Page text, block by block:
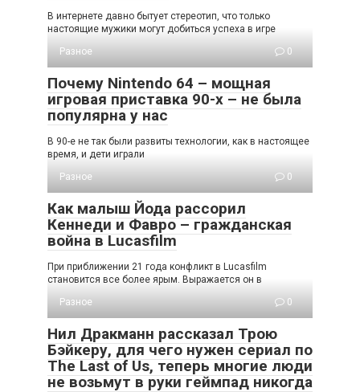
В интернете давно бытует стереотип, что только
настоящие мужики могут добиться успеха в игре
Разное
0
Почему Nintendo 64 – мощная
игровая приставка 90-х – не была
популярна у нас
В 90-е не так были развиты технологии, как в настоящее
время, и дети играли
Разное
0
Как малыш Йода рассорил
Кеннеди и Фавро – гражданская
война в Lucasfilm
При приближении 21 года конфликт в Lucasfilm
становится все более ярым. Выражается он в
Разное
0
Нил Дракманн рассказал Трою
Бэйкеру, для чего нужен сериал по
The Last of Us, теперь многие люди
не возьмут в руки геймпад никогда